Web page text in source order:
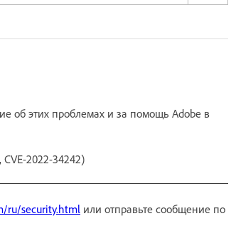
об этих проблемах и за помощь Adobe в
2022-34242)
ru/security.html или отправьте сообщение по